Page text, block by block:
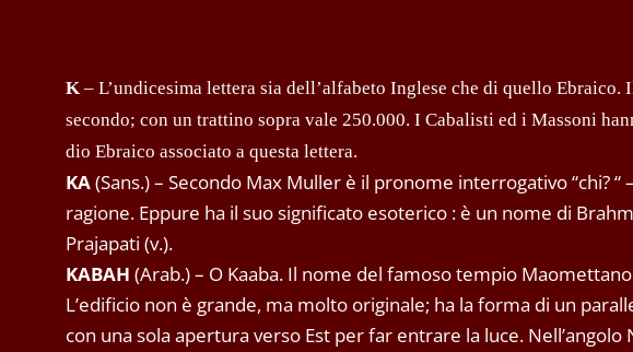
K – L’undicesima lettera sia dell’alfabeto Inglese che di quello
secondo; con un trattino sopra vale 250.000. I Cabalisti ed i Massoni
dio Ebraico associato a questa lettera.
KA(Sans.) – Secondo Max Muller è il pronome interrogativo “chi?
ragione. Eppure ha il suo significato esoterico : è un nome di
Prajapati (v.).
KABAH (Arab.) – O Kaaba. Il nome del famoso tempio
L’edificio non è grande, ma molto originale; ha la forma di un
con una sola apertura verso Est per far entrare la luce. Nell’angolo